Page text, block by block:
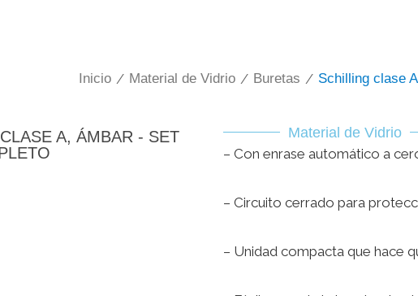
Inicio / Material de Vidrio / Buretas / Schilling clase
A, ÁMBAR - SET
Material de Vidrio
– Con enrase automático a
– Circuito cerrado para
– Unidad compacta que hace